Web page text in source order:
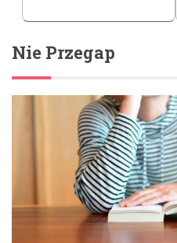
Nie Przegap